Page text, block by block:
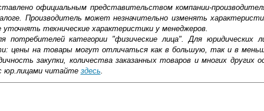
официальным представительством компании-
Производитель может незначительно изменять
технические характеристики у менеджеров.
категории "физические лица". Для юридических
цены на товары могут отличаться как в большую, так и в
закупки, количества заказанных товаров и многих других
юр.лицами читайте здесь
изделие в ванной комнате или на кухне должны
Смеситель Elghansa NEW WAVE KAPPA 5907596 хром